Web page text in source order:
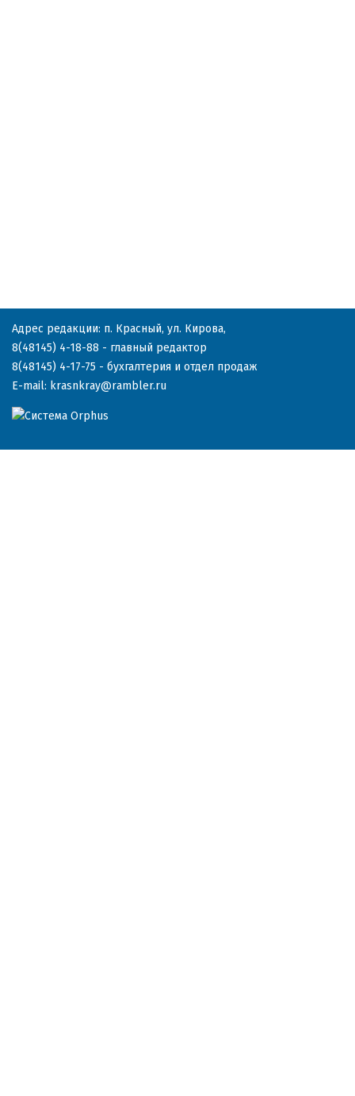
Адрес редакции: п. Красный, ул. Кирова,
8(48145) 4-18-88 - главный редактор
8(48145) 4-17-75 - бухгалтерия и отдел продаж
E-mail: krasnkray@rambler.ru